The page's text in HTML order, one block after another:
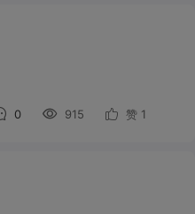
0 915 赞 1